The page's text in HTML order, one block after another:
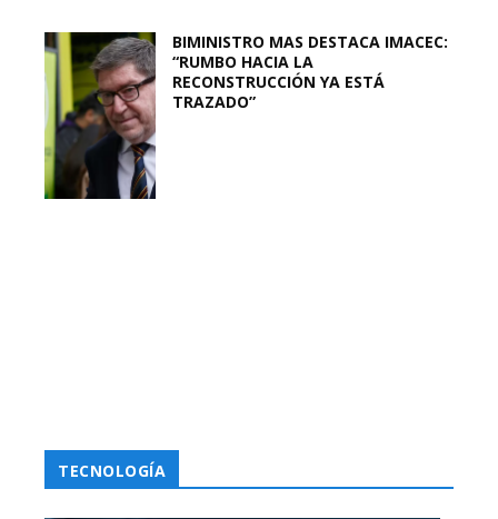
BIMINISTRO MAS DESTACA IMACEC:
“RUMBO HACIA LA
RECONSTRUCCIÓN YA ESTÁ
TRAZADO”
TECNOLOGÍA